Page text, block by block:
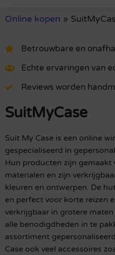
Online kopen »
Betrouwbare en
Echte ervaringen van
Reviews worden
SuitMyCase
Suit My Case is een online
gespecialiseerd in
Hun producten zijn gemaakt
materialen en zijn
kleuren en ontwerpen. De
en perfect voor korte reizen
verkrijgbaar in grotere
alle benodigdheden in te
assortiment
Case ook veel accessoires